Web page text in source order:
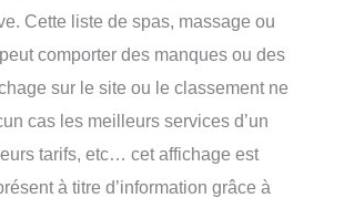
Cette liste de spas, massage ou
comporter des manques ou des
sur le site ou le classement ne
cas les meilleurs services d’un
tarifs, etc… cet affichage est
à titre d’information grâce à